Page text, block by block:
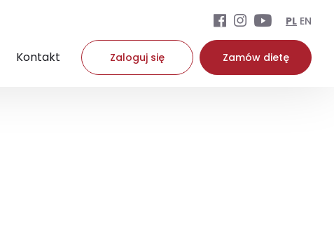
PL EN
Kontakt Zaloguj się Zamów dietę